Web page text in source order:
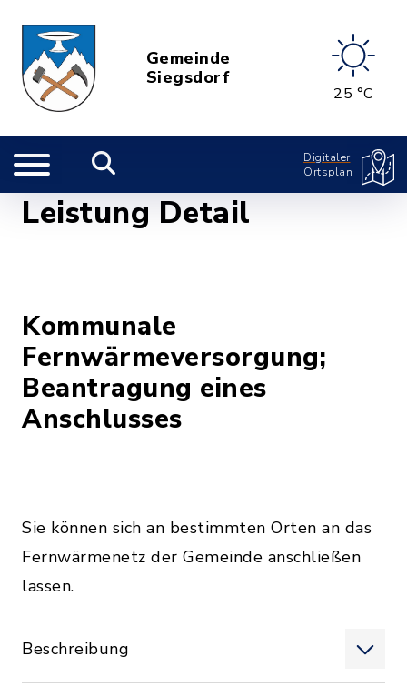
Gemeinde
Siegsdorf
25 °C
Digitaler
Ortsplan
Leistung Detail
Kommunale
Fernwärmeversorgung;
Beantragung eines
Anschlusses
Sie können sich an bestimmten Orten an das
Fernwärmenetz der Gemeinde anschließen
lassen.
Beschreibung